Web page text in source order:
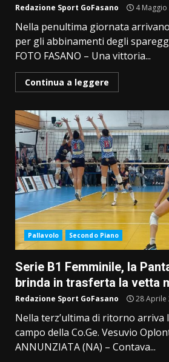
Redazione Sport GoFasano 4
Nella penultima giornata
per gli abbinamenti degli
FOTO FASANO – Una vittoria...
Continua a leggere
Pallavolo Secondo Piano
Serie B1 Femminile, la
brinda in trasferta la vetta
Redazione Sport GoFasano 28 Aprile
Nella terz’ultima di ritorno
campo della Co.Ge. Vesuvio
ANNUNZIATA (NA) – Contava...